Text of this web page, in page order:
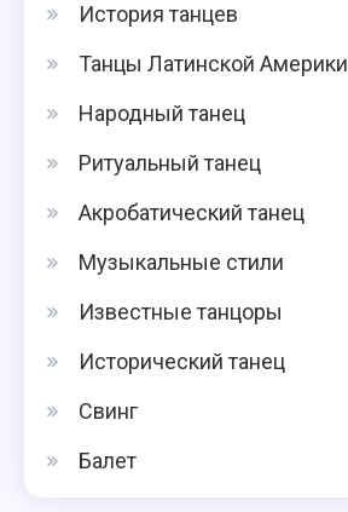
История танцев
Танцы Латинской Америки
Народный танец
Ритуальный танец
Акробатический танец
Музыкальные стили
Известные танцоры
Исторический танец
Свинг
Балет